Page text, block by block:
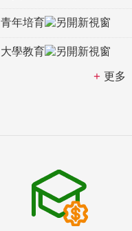
青年培育
大學教育
更多